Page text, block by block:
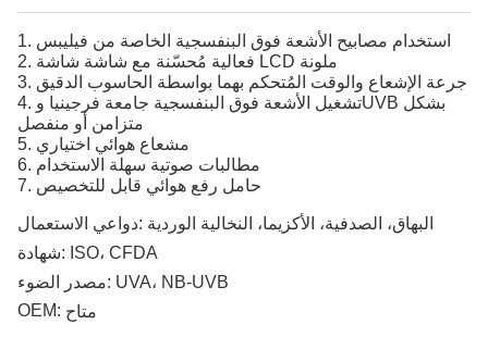
1. استخدام مصابيح الأشعة فوق البنفسجية الخاصة من فيليبس
2. فعالية مُحسّنة مع شاشة شاشة LCD ملونة
3. جرعة الإشعاع والوقت المُتحكم بهما بواسطة الحاسوب الدقيق
4. تشغيل الأشعة فوق البنفسجية جامعة فرجينيا وUVB بشكل
متزامن أو منفصل
5. مشعاع هوائي اختياري
6. مطالبات صوتية سهلة الاستخدام
7. حامل رفع هوائي قابل للتخصيص
دواعي الاستعمال: البهاق، الصدفية، الأكزيما، النخالية الوردية
شهادة: ISO، CFDA
مصدر الضوء: UVA، NB-UVB
OEM: متاح